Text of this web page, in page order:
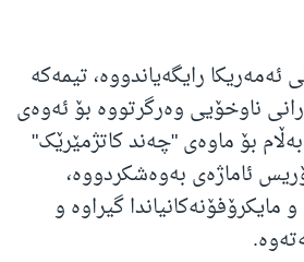
ئەمەریکا رایگەیاندووە، تیمەکە
ناوخۆیی وەرگرتووە بۆ ئەوەی
بۆ ماوەی "چەند کاتژمێرێک"
ئاماژەی بەوەشکردووە،
گیراوە و